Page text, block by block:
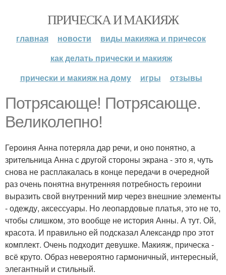
ПРИЧЕСКА И МАКИЯЖ
главная новости
виды макияжа и причесок
как делать прически и макияж
прически и макияж на дому
игры отзывы
Потрясающе! Потрясающе.
Великолепно!
Героиня Анна потеряла дар речи, и оно понятно, а
зрительница Анна с другой стороны экрана - это я, чуть
снова не расплакалась в конце передачи в очередной
раз очень понятна внутренняя потребность героини
выразить свой внутренний мир через внешние элементы
- одежду, аксессуары. Но леопардовые платья, это не то,
чтобы слишком, это вообще не история Анны. А тут. Ой,
красота. И правильно ей подсказал Александр про этот
комплект. Очень подходит девушке. Макияж, прическа -
всё круто. Образ невероятно гармоничный, интересный,
элегантный и стильный.